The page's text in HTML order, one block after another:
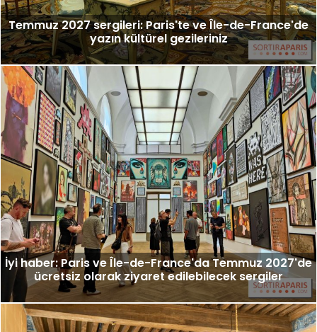
Temmuz 2027 sergileri: Paris'te ve Île-de-France'de
yazın kültürel gezileriniz
İyi haber: Paris ve Île-de-France'da Temmuz 2027'de
ücretsiz olarak ziyaret edilebilecek sergiler